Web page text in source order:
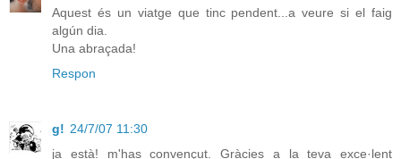
Aquest és un viatge que tinc pendent...a veure si el faig
algún dia.
Una abraçada!
Respon
g! 24/7/07 11:30
ja està! m'has convençut. Gràcies a la teva exce·lent